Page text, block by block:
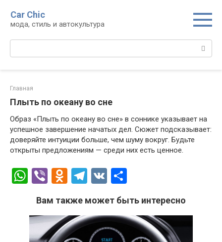
контенту
Car Chic
мода, стиль и автокультура
Поиск:
Главная
Плыть по океану во сне
Образ «Плыть по океану во сне» в соннике указывает на
успешное завершение начатых дел. Сюжет подсказывает:
доверяйте интуиции больше, чем шуму вокруг. Будьте
открыты предложениям — среди них есть ценное.
W
at
s
Vi
er
O
n
o
T
e
gr
V
п
р
Вам также может быть интересно